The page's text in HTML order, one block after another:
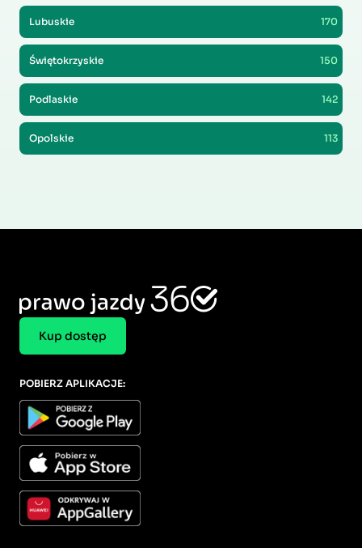
Lubuskie 170
Świętokrzyskie 150
Podlaskie 142
Opolskie 113
Kup dostęp
POBIERZ APLIKACJE: